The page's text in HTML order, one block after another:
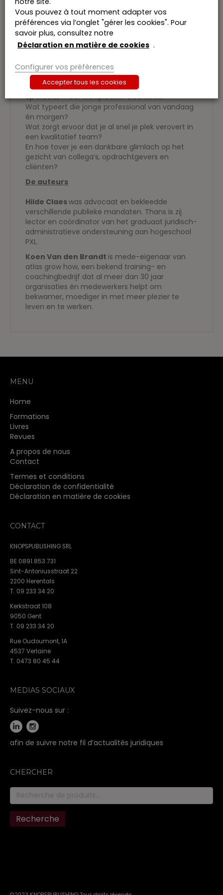
Je zet binnenkort je eerste stappen in het
professionele leven en al vanaf het prille begin
ligt de lat best wel hoog.
Men vertrouwt immers niet louter en alleen op je
vakkennis.
het beste van jezelf wil geven maakt een
verschil.
“Train for skills, hire for attitude” is een credo dat
op steeds meer werkplekken weerklinkt.
Wat typeert die jonge professional van vandaag
én morgen?
Wat zorgt ervoor dat je al snel je plek verovert in
een kwalitatief team?
En hoe tover je een dankbare glimlach op het
gezicht van collega’s, opdrachtgevers en
cliënten?
De auteurs
Hilde Claeswas advocaat en bekleedde
verschillende publieke mandaten. Thans is zij
lector en coördinator van het graduaat juridisch-
administratieve ondersteuning aan hogeschool
PXL.
Koen Van den Brandt is mede-eigenaar van
atlas grow how, een bekend training- en
coachingbedrijf dat al meer dan 30 jaar
organisaties én medewerkers helpt om
bekwamer, moediger in met meer plezier te
leven en te werken.
MENU
Home
Formations
Livres
Revues
A propos de nous
Contact
Termes et conditions
Déclaration de confidentialité
Déclaration en matière de cookies
CONTACT
KNOPSPUBLISHING SRL
BE 0891.853.731
Sint-Antoniusstraat 22
2200 Herentals
T. 09 233 34 20
Kerkstraat 108
9050 Gent
T. 09 233 34 20
Rue Oudoumont, 1A
4537 Verlaine
T. 0473 80 45 44
MEDIAS SOCIAUX
Suivez-nous sur :
afin de suivre notre fil d’actualités juridiques
CHERCHER
Recherche
pour :
Recherche
Vous pouvez à tout moment adapter vos
préférences via l’onglet "gérer les cookies". Pour
savoir plus, consultez notre
Déclaration en matière de cookies .
Configurer vos préférences
Accepter tous les cookies